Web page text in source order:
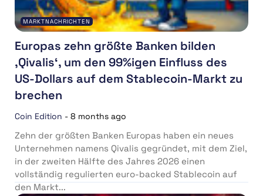
MARKTNACHRICHTEN
Europas zehn größte Banken bilden
‚Qivalis‘, um den 99%igen Einfluss des
US-Dollars auf dem Stablecoin-Markt zu
brechen
Coin Edition - 8 months ago
Zehn der größten Banken Europas haben ein neues
Unternehmen namens Qivalis gegründet, mit dem Ziel,
in der zweiten Hälfte des Jahres 2026 einen
vollständig regulierten euro-backed Stablecoin auf
den Markt...